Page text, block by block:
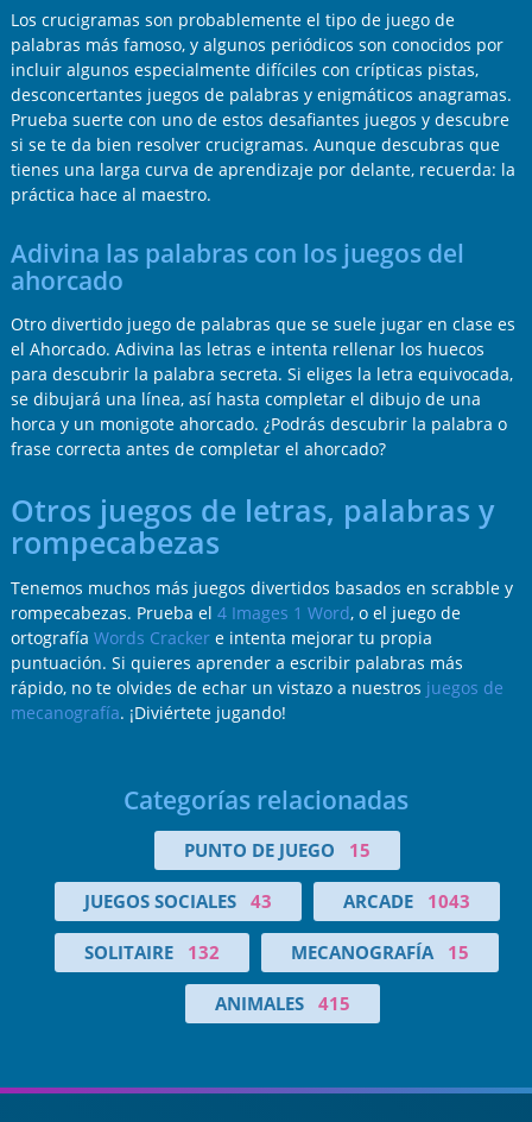
Los crucigramas son probablemente el tipo de juego de
palabras más famoso, y algunos periódicos son conocidos por
incluir algunos especialmente difíciles con crípticas pistas,
desconcertantes juegos de palabras y enigmáticos anagramas.
Prueba suerte con uno de estos desafiantes juegos y descubre
si se te da bien resolver crucigramas. Aunque descubras que
tienes una larga curva de aprendizaje por delante, recuerda: la
práctica hace al maestro.
Adivina las palabras con los juegos del
ahorcado
Otro divertido juego de palabras que se suele jugar en clase es
el Ahorcado. Adivina las letras e intenta rellenar los huecos
para descubrir la palabra secreta. Si eliges la letra equivocada,
se dibujará una línea, así hasta completar el dibujo de una
horca y un monigote ahorcado. ¿Podrás descubrir la palabra o
frase correcta antes de completar el ahorcado?
Otros juegos de letras, palabras y
rompecabezas
Tenemos muchos más juegos divertidos basados en scrabble y
rompecabezas. Prueba el 4 Images 1 Word, o el juego de
ortografía Words Crackere intenta mejorar tu propia
puntuación. Si quieres aprender a escribir palabras más
rápido, no te olvides de echar un vistazo a nuestros juegos de
mecanografía. ¡Diviértete jugando!
Categorías relacionadas
PUNTO DE JUEGO 15
JUEGOS SOCIALES 43 ARCADE 1043
SOLITAIRE 132 MECANOGRAFÍA 15
ANIMALES 415